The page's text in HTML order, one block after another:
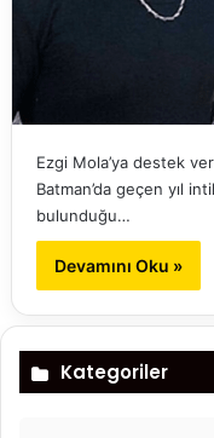
Ezgi Mola’ya destek
Batman’da geçen yıl
bulunduğu…
Devamını Oku »
Kategoriler